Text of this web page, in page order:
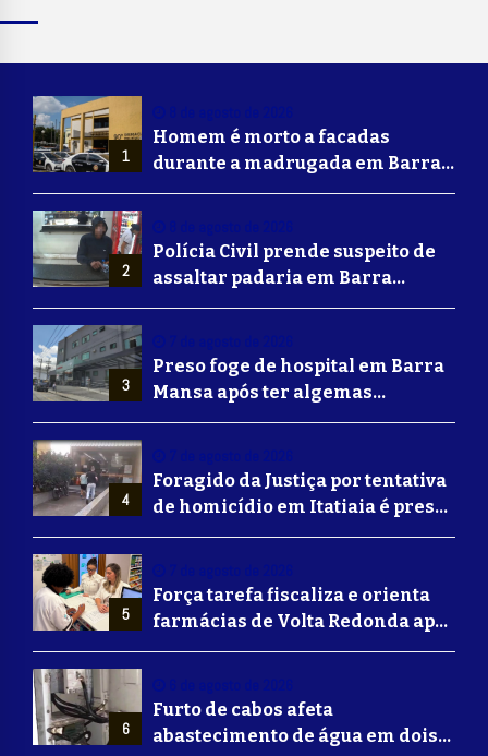
1
Homem é morto a facadas
durante a madrugada em Barra
Mansa
2
Polícia Civil prende suspeito de
assaltar padaria em Barra
Mansa
3
Preso foge de hospital em Barra
Mansa após ter algemas
retiradas para usar banheiro
4
Foragido da Justiça por tentativa
de homicídio em Itatiaia é preso
em Volta Redonda
5
Força tarefa fiscaliza e orienta
farmácias de Volta Redonda após
alerta de falsificação de
6
Furto de cabos afeta
abastecimento de água em dois